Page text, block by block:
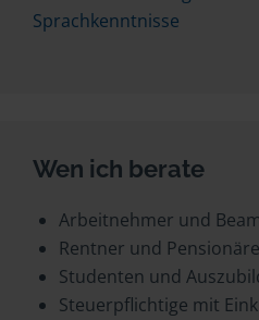
Sprachkenntnisse
Wen ich berate
Arbeitnehmer und
Rentner und Pensionäre
Studenten und
Steuerpflichtige mit